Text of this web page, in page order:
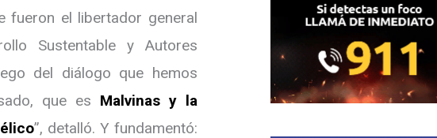
fueron el libertador general
Sustentable y Autores
del diálogo que hemos
que es Malvinas y la
”, detalló. Y fundamentó: